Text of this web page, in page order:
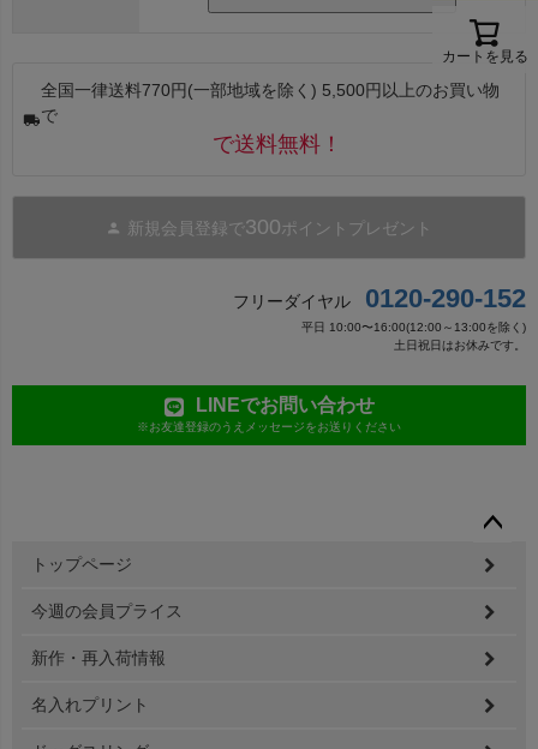
カートを見る
全国一律送料770円(一部地域を除く) 5,500円以上のお買い物
で
で送料無料！
新規会員登録で300ポイントプレゼント
フリーダイヤル 0120-290-152
平日 10:00〜16:00(12:00～13:00を除く)
土日祝日はお休みです。
LINEでお問い合わせ
※お友達登録のうえメッセージをお送りください
ペー
ップ
トップページ
今週の会員プライス
新作・再入荷情報
名入れプリント